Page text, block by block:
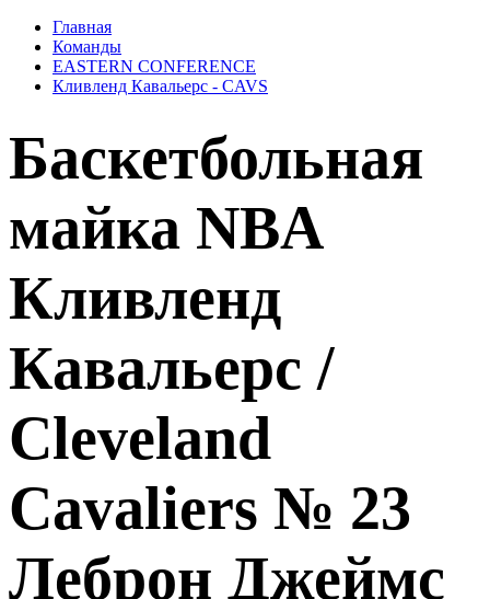
Главная
Команды
EASTERN CONFERENCE
Кливленд Кавальерс - CAVS
Баскетбольная
майка NBA
Кливленд
Кавальерс /
Cleveland
Cavaliers № 23
Леброн Джеймс